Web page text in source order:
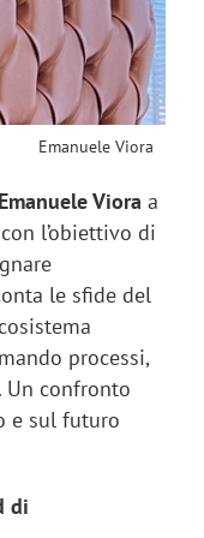
Emanuele Viora
Emanuele Vioraa
l’obiettivo di
le sfide del
processi,
Un confronto
e sul futuro
di